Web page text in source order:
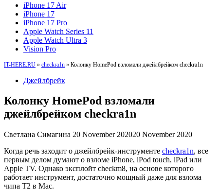
iPhone 17 Air
iPhone 17
iPhone 17 Pro
Apple Watch Series 11
Apple Watch Ultra 3
Vision Pro
IT-HERE.RU » checkra1n » Колонку HomePod взломали джейлбрейком checkra1n
Джейлбрейк
Колонку HomePod взломали
джейлбрейком checkra1n
Светлана Симагина 20 November 202020 November 2020
Когда речь заходит о джейлбрейк-инструменте checkra1n, все
первым делом думают о взломе iPhone, iPod touch, iPad или
Apple TV. Однако эксплойт checkm8, на основе которого
работает инструмент, достаточно мощный даже для взлома
чипа T2 в Mac.